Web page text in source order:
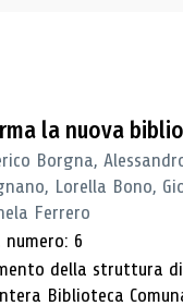
la nuova
Borgna,
Lorella Bono,
Ferrero
numero: 6
della struttura di
Biblioteca